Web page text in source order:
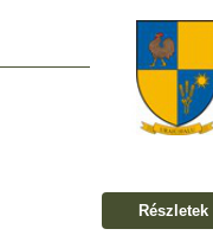
Részletek